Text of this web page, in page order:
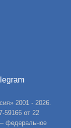
2001 - 2026.
от 22
– федеральное